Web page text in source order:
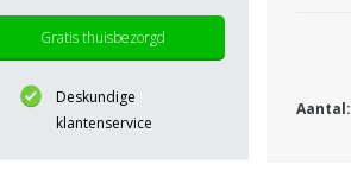
Gratis thuisbezorgd
Deskundige
klantenservice
Aantal: